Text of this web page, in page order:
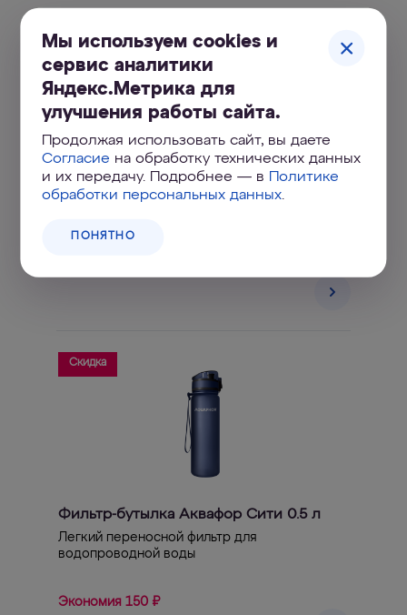
АКВАФОР Baby Pro
абсолютной защитой от антибиотиков и
Скидка
Фильтр-бутылка Аквафор Сити 0.5 л
Легкий переносной фильтр для
водопроводной воды
Экономия 150 ₽
Мы используем cookies и
сервис аналитики
Яндекс.Метрика для
улучшения работы сайта.
Продолжая использовать сайт, вы даете
Согласие на обработку технических данных
и их передачу. Подробнее — в Политике
обработки персональных данных.
ПОНЯТНО